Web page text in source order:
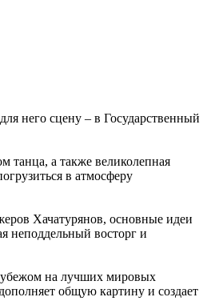
него сцену – в Государственный
танца, а также великолепная
в атмосферу
Хачатурянов, основные идеи
неподдельный восторг и
на лучших мировых
общую картину и создает